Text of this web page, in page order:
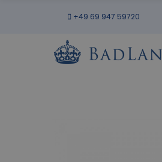
+49 69 947 59720